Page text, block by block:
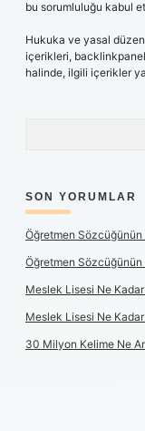
bu sorumluluğu kabul
Hukuka ve yasal
içerikleri,
halinde, ilgili içerikler
SON YORUMLAR
Öğretmen
Öğretmen
Meslek Lisesi Ne
Meslek Lisesi Ne
30 Milyon Kelime Ne